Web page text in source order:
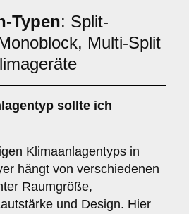
Typen: Split-
Multi-Split
sollte ich
Klimaanlagentyps in
hängt von verschiedenen
Raumgröße,
und Design. Hier